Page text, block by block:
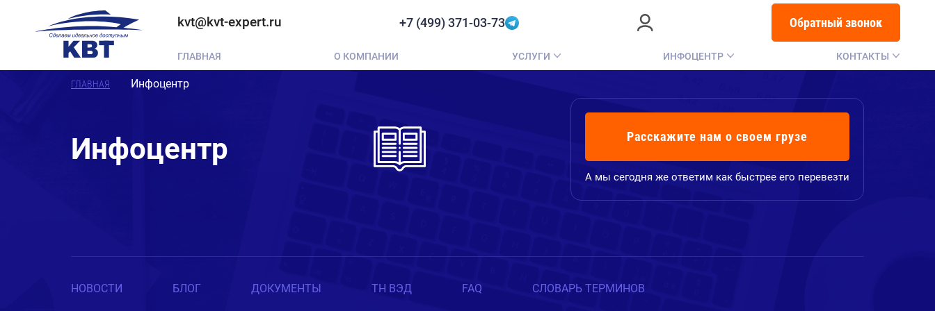
ГЛАВНАЯ О КОМПАНИИ УСЛУГИ ИНФОЦЕНТР КОНТАКТЫ
kvt@kvt-expert.ru +7 (499) 371-03-73 Обратный звонок
ГЛАВНАЯ Инфоцентр
Инфоцентр Расскажите нам о своем грузе
А мы сегодня же ответим как быстрее его перевезти
НОВОСТИ БЛОГ ДОКУМЕНТЫ ТН ВЭД FAQ СЛОВАРЬ ТЕРМИНОВ